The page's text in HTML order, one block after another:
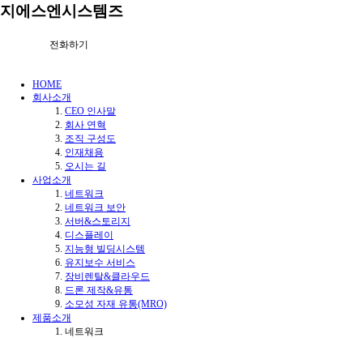
지에스엔시스템즈
전화하기
HOME
회사소개
CEO 인사말
회사 연혁
조직 구성도
인재채용
오시는 길
사업소개
네트워크
네트워크 보안
서버&스토리지
디스플레이
지능형 빌딩시스템
유지보수 서비스
장비렌탈&클라우드
드론 제작&유통
소모성 자재 유통(MRO)
제품소개
네트워크